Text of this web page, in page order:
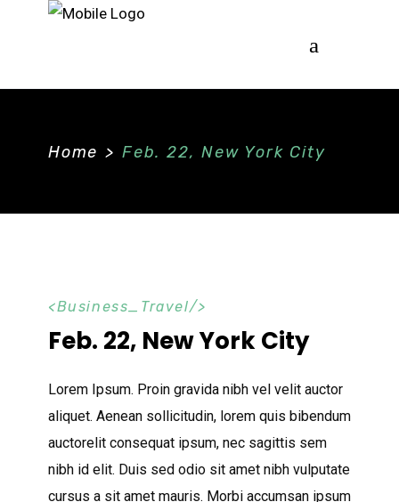
Home > Feb. 22, New York City
Business_Travel
Feb. 22, New York City
Lorem Ipsum. Proin gravida nibh vel velit auctor
aliquet. Aenean sollicitudin, lorem quis bibendum
auctorelit consequat ipsum, nec sagittis sem
nibh id elit. Duis sed odio sit amet nibh vulputate
cursus a sit amet mauris. Morbi accumsan ipsum